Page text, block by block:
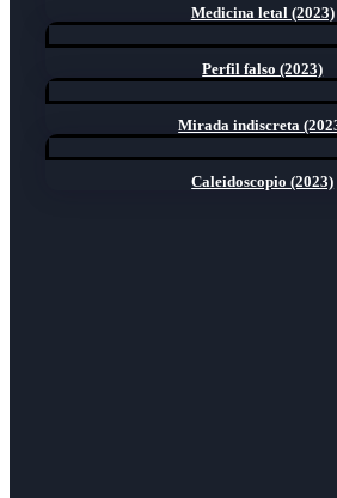
Medicina letal (2023)
Perfil falso (2023)
Mirada indiscreta
Caleidoscopio (2023)